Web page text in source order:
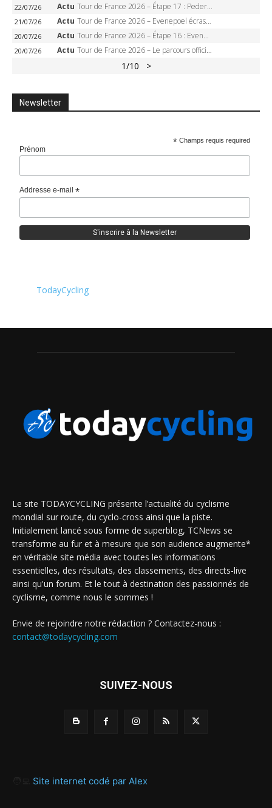
22/07/26 Actu Tour de France 2026 – Étape 17 : Pedersen peut-il verrouiller le maillot vert à Voiron ?
21/07/26 Actu Tour de France 2026 – Evenepoel écrase le chrono d’Évian, Seixas 4e, Lipowitz abandonne
20/07/26 Actu Tour de France 2026 – Étape 16 : Evenepoel, Pogacar, Ganna… qui domptera le chrono d’Évian pour redessiner le podium ?
20/07/26 Actu Tour de France 2026 – Le parcours officiel complet : 21 étapes, profils, carte et dates
1/10 >
Newsletter
* Champs requis required
Prénom
Addresse e-mail*
TodayCycling
Le site TODAYCYCLING présente l’actualité du cyclisme
mondial sur route, du cyclo-cross ainsi que la piste.
Initialement lancé sous forme de superblog, TCNews se
transforme au fur et à mesure que son audience augmente*
en véritable site média avec toutes les informations
essentielles, des résultats, des classements, des directs-live
ainsi qu'un forum. Et le tout à destination des passionnés de
cyclisme, comme nous le sommes !
Envie de rejoindre notre rédaction ? Contactez-nous :
contact@todaycycling.com
SUIVEZ-NOUS
Site internet codé par Alex